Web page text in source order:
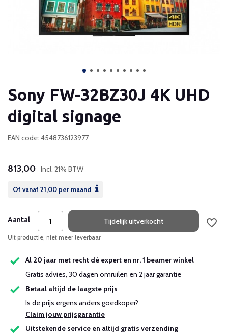
Sony FW-32BZ30J 4K UHD
digital signage
EAN code: 4548736123977
813,00 Incl. 21% BTW
Of vanaf 21,00 per maand
Aantal Tijdelijk uitverkocht
Uit productie, niet meer leverbaar
Al 20 jaar met recht dé expert en nr. 1 beamer winkel
Gratis advies, 30 dagen omruilen en 2 jaar garantie
Betaal altijd de laagste prijs
Is de prijs ergens anders goedkoper?
Claim jouw prijsgarantie
Uitstekende service en altijd gratis verzending